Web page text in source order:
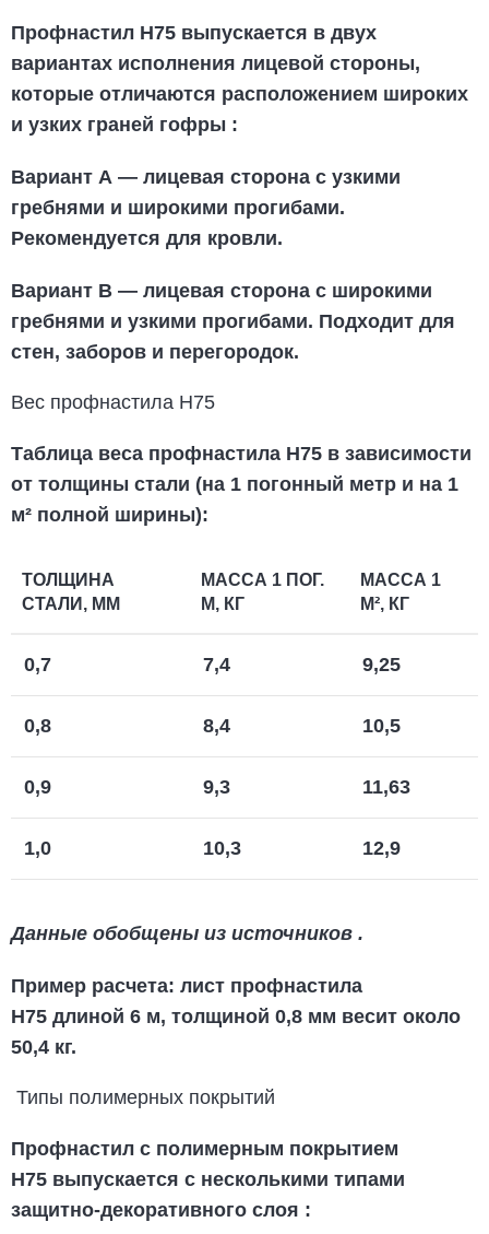
Профнастил Н75 выпускается в двух
вариантах исполнения лицевой стороны,
которые отличаются расположением широких
и узких граней гофры :
Вариант А — лицевая сторона с узкими
гребнями и широкими прогибами.
Рекомендуется для кровли.
Вариант В — лицевая сторона с широкими
гребнями и узкими прогибами. Подходит для
стен, заборов и перегородок.
Вес профнастила Н75
Таблица веса профнастила Н75 в зависимости
от толщины стали (на 1 погонный метр и на 1
м² полной ширины):
ТОЛЩИНА
СТАЛИ, ММ
МАССА 1 ПОГ.
М, КГ
МАССА 1
М², КГ
0,7 7,4 9,25
0,8 8,4 10,5
0,9 9,3 11,63
1,0 10,3 12,9
Данные обобщены из источников .
Пример расчета: лист профнастила
Н75 длиной 6 м, толщиной 0,8 мм весит около
50,4 кг.
Типы полимерных покрытий
Профнастил с полимерным покрытием
Н75 выпускается с несколькими типами
защитно-декоративного слоя :